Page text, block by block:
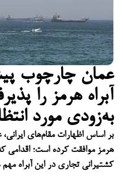
عمان چارچوب
آبراه هرمز را
به‌زودی مورد
بر اساس اظهارات مقام‌های
هرمز موافقت کرده است؛ اقدامی
کشتیرانی تجاری در این آبراه